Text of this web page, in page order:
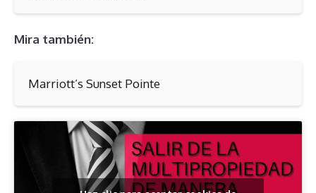
Mira también:
Marriott’s Sunset Pointe